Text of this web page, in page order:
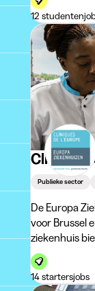
12
Cliniques
Publieke sector
De Europa
voor Brussel
ziekenhuis
onze drie
Etterbeek/
Center in
14 startersjobs